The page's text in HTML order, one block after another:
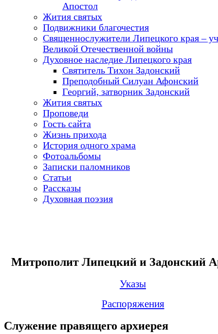
Апостол
Жития святых
Подвижники благочестия
Священнослужители Липецкого края –
Великой Отечественной войны
Духовное наследие Липецкого края
Святитель Тихон Задонский
Преподобный Силуан Афонский
Георгий, затворник Задонский
Жития святых
Проповеди
Гость сайта
Жизнь прихода
История одного храма
Фотоальбомы
Записки паломников
Статьи
Рассказы
Духовная поэзия
Митрополит Липецкий и Задонский
Указы
Распоряжения
Служение правящего архиерея